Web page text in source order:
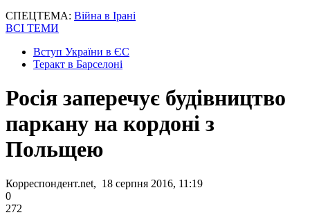
СПЕЦТЕМА: Війна в Ірані
ВСІ ТЕМИ
Вступ України в ЄС
Теракт в Барселоні
Росія заперечує будівництво
паркану на кордоні з
Польщею
Корреспондент.net, 18 серпня 2016, 11:19
0
272